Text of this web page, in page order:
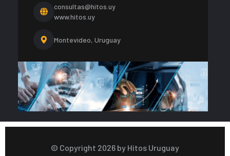
consultas@hitos.uy
www.hitos.uy
Montevideo, Uruguay
© Copyright 2026 by Hitos Uruguay